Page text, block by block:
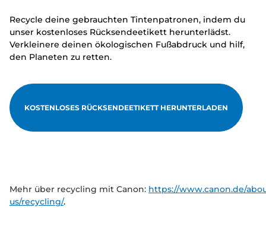
Recycle deine gebrauchten Tintenpatronen, indem du
unser kostenloses Rücksendeetikett herunterlädst.
Verkleinere deinen ökologischen Fußabdruck und hilf,
den Planeten zu retten.
KOSTENLOSES RÜCKSENDEETIKETT HERUNTERLADEN
Mehr über recycling mit Canon: https://www.canon.de/
us/recycling/.